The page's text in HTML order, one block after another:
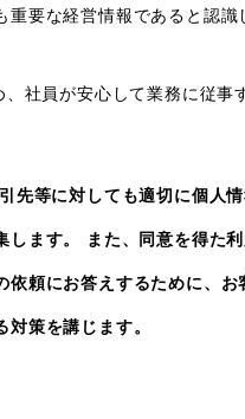
要な経営情報であると認
社員が安心して業務に従事
等に対しても適切に個人
ます。 また、同意を得た
頼にお答えするために、お
策を講じます。